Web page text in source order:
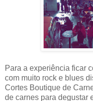
Para a experiência ficar
com muito rock e blues
Cortes Boutique de
de carnes para degustar